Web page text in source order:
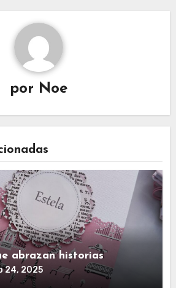
por Noe
abrazan historias
24, 2025